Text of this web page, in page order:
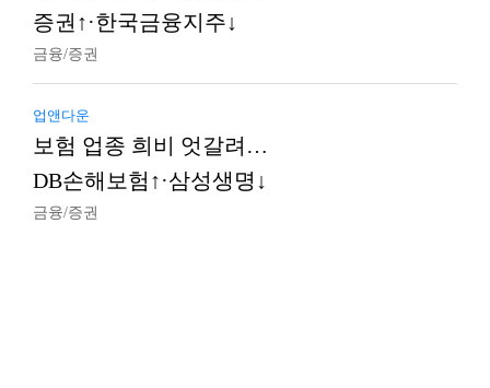
증권↑·한국금융지주↓
금융/증권
업앤다운
보험 업종 희비 엇갈려…
DB손해보험↑·삼성생명↓
금융/증권